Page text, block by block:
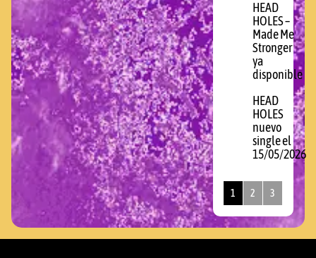
HEAD
HOLES –
Made Me
Stronger
ya
disponible
HEAD
HOLES
nuevo
single el
15/05/2026
1 2 3